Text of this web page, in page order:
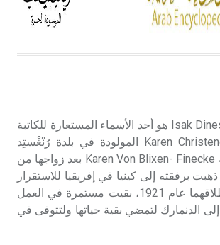
الحمرة وهو أجود أنواعه، ويمتاز بكبر
الحجم ويسمى الش
الإنكليزية أب
- هل تعلم أن أبجر Abgar اسم معروف
جيداً يعود إلى عدد من الملوك الذين
حكموا مدينة إديسا (الرها) من أبجر الأول
وحتى التاسع، وهم ينتسبون إلى أسرة
دينِسِن (إسحاق -) (1885-1962) إسحاق دينِسِن Isak Dinesen هو أحد الأسماء المستعارة للكاتبة
الدنماركية كارين كريستنْسِه دينسن Karen Christence Dinesen المولودة في بلدة رُنْغْستِد
Rungsted، وحملت اسم كارين فون بلِكْسِن - فينِكِه Karen Von Blixen- Finecke بعد زواجها من
برفقته إلى كينيا في إفريقيا للاستقرار
وإنشاء مزرعة لإنتاج البن هناك. وعلى الرغم من طلاقهما عام 1921، بقيت مستمرة في العمل
الدنمارك لتمضي بقية حياتها ولتتوفى في